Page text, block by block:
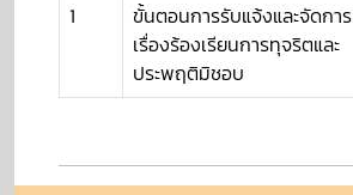
1
ขั้นตอนการรับแจ้งและจัดการ
เรื่องร้องเรียนการทุจริตและ
ประพฤติมิชอบ